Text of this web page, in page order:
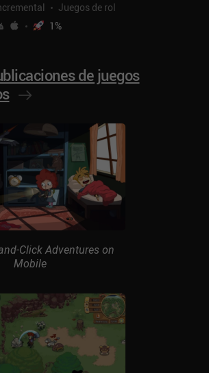
Juegos de rol
1%
de juegos
Click Adventures on
Mobile